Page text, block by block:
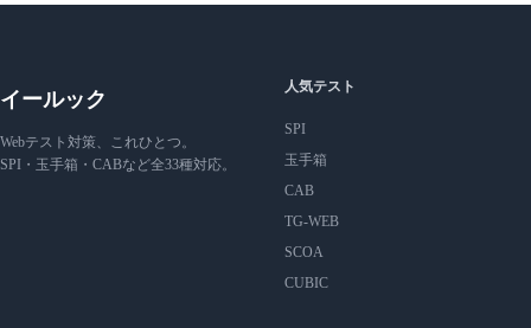
イールック
Webテスト対策、これひとつ。
SPI・玉手箱・CABなど全33種対応。
人気テスト
SPI
玉手箱
CAB
TG-WEB
SCOA
CUBIC